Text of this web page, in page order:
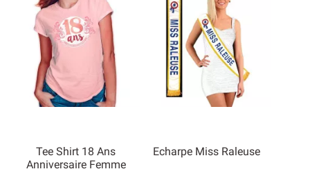
Tee Shirt 18 Ans
Anniversaire Femme
Echarpe Miss Raleuse